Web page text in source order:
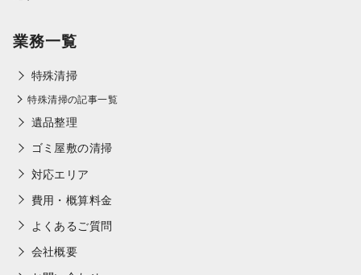
業務一覧
特殊清掃
特殊清掃の記事一覧
遺品整理
ゴミ屋敷の清掃
対応エリア
費用・概算料金
よくあるご質問
会社概要